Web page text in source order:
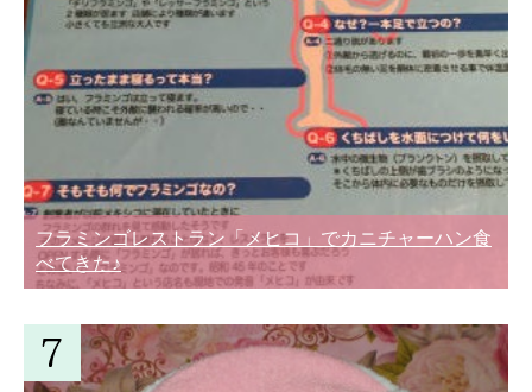
フラミンゴレストラン「メヒコ」でカニチャーハン食
べてきた♪